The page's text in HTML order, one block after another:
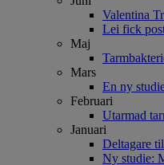
Valentina
Lei fick
Maj
Mars
En ny
Februari
Utarmad
Januari
Deltagare
Ny studie: